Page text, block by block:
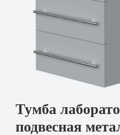
Тумба
подвесная